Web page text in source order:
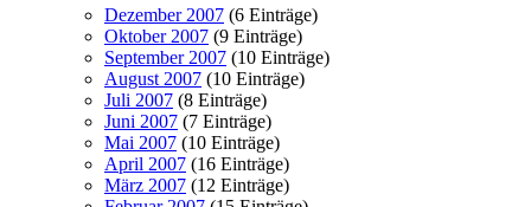
Dezember 2007 (6 Einträge)
Oktober 2007 (9 Einträge)
September 2007 (10 Einträge)
August 2007 (10 Einträge)
Juli 2007 (8 Einträge)
Juni 2007 (7 Einträge)
Mai 2007 (10 Einträge)
April 2007 (16 Einträge)
März 2007 (12 Einträge)